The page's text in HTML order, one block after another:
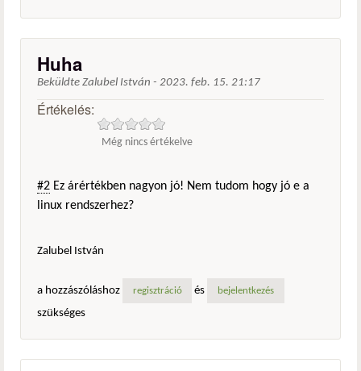
Huha
Beküldte Zalubel István - 2023. feb. 15. 21:17
Értékelés:
Még nincs értékelve
#2 Ez árértékben nagyon jó! Nem tudom hogy jó e a
linux rendszerhez?
Zalubel István
a hozzászóláshoz regisztráció és bejelentkezés
szükséges